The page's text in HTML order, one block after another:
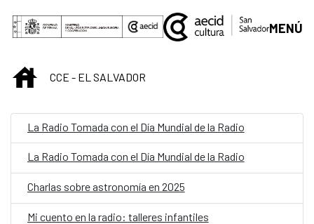
Saltar al contenido principal
MENÚ
INICIOCCE - EL SALVADOR
La Radio Tomada con el Día Mundial de la Radio
La Radio Tomada con el Día Mundial de la Radio
Charlas sobre astronomía en 2025
Mi cuento en la radio: talleres infantiles